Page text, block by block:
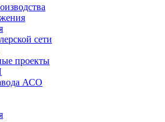
сети
проекты
АСО